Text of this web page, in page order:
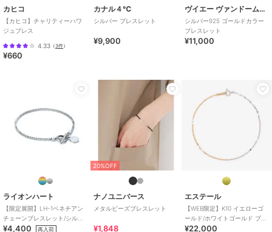
カヒコ
【カヒコ】チャリティーハワ
ジュブレス
4.33 （3件）
¥660
カナル４℃
シルバー ブレスレット
¥9,900
ヴイエー ヴァンドーム青山
シルバー925 ゴールドカラー
ブレスレット
¥11,000
ライオンハート
【限定展開】LH-1ベネチアン
チェーンブレスレット/シルバ
ー/Mサイズ/ステンレス金属ア
¥4,400 再入荷
20%OFF
ナノユニバース
メタルビーズブレスレット
¥1,848
エステール
【WEB限定】K10 イエローゴ
ールド/ホワイトゴールド ブレ
スレット
¥22,000